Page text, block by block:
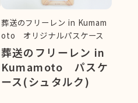
葬送のフリーレン in Kumam
oto オリジナルパスケース
葬送のフリーレン in
Kumamoto パスケ
ース(シュタルク)